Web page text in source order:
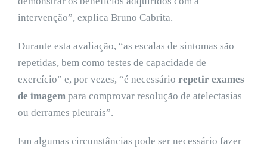
intervenção”, explica Bruno Cabrita.
Durante esta avaliação, “as escalas de sintomas são
repetidas, bem como testes de capacidade de
exercício” e, por vezes, “é necessário repetir exames
de imagem para comprovar resolução de atelectasias
ou derrames pleurais”.
Em algumas circunstâncias pode ser necessário fazer